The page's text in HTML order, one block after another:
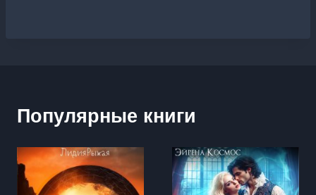
Популярные книги